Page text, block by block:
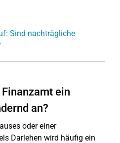
Sind nachträgliche
ein
an?
oder einer
Darlehen wird häufig ein